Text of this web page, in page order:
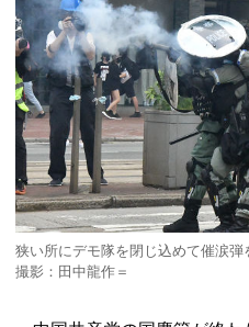
狭い所にデモ隊を閉じ込めて催涙
撮影：田中龍作＝